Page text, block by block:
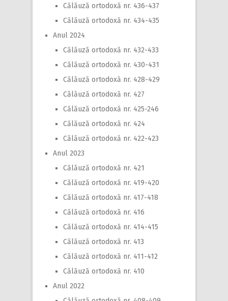
Călăuză ortodoxă nr. 436-437
Călăuză ortodoxă nr. 434-435
Anul 2024
Călăuză ortodoxă nr. 432-433
Călăuză ortodoxă nr. 430-431
Călăuză ortodoxă nr. 428-429
Călăuză ortodoxă nr. 427
Călăuză ortodoxă nr. 425-246
Călăuză ortodoxă nr. 424
Călăuză ortodoxă nr. 422-423
Anul 2023
Călăuză ortodoxă nr. 421
Călăuză ortodoxă nr. 419-420
Călăuză ortodoxă nr. 417-418
Călăuză ortodoxă nr. 416
Călăuză ortodoxă nr. 414-415
Călăuză ortodoxă nr. 413
Călăuză ortodoxă nr. 411-412
Călăuză ortodoxă nr. 410
Anul 2022